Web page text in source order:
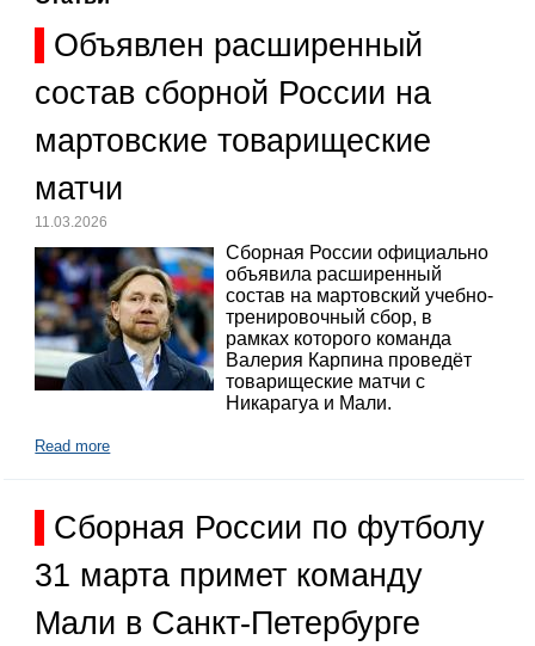
Объявлен расширенный
состав сборной России на
мартовские товарищеские
матчи
11.03.2026
Сборная России официально
объявила расширенный
состав на мартовский учебно-
тренировочный сбор, в
рамках которого команда
Валерия Карпина проведёт
товарищеские матчи с
Никарагуа и Мали.
Read more
Сборная России по футболу
31 марта примет команду
Мали в Санкт-Петербурге